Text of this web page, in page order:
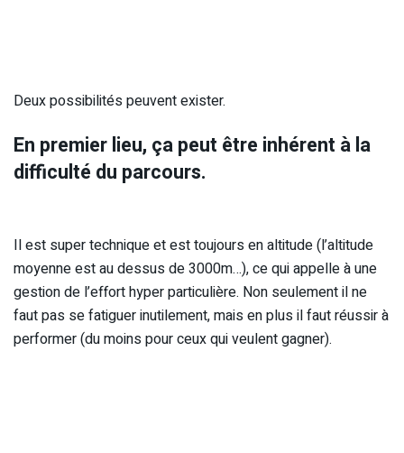
Deux possibilités peuvent exister.
En premier lieu, ça peut être inhérent à la
difficulté du parcours.
Il est super technique et est toujours en altitude (l’altitude
moyenne est au dessus de 3000m…), ce qui appelle à une
gestion de l’effort hyper particulière. Non seulement il ne
faut pas se fatiguer inutilement, mais en plus il faut réussir à
performer (du moins pour ceux qui veulent gagner).